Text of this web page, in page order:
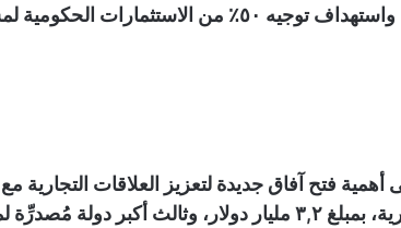
الحكومية لمشروعات تتميز بالاستدامة البيئية.
أهمية فتح آفاق جديدة لتعزيز العلاقات التجارية